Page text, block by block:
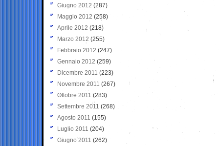
Giugno 2012 (287)
Maggio 2012 (258)
Aprile 2012 (218)
Marzo 2012 (255)
Febbraio 2012 (247)
Gennaio 2012 (259)
Dicembre 2011 (223)
Novembre 2011 (267)
Ottobre 2011 (283)
Settembre 2011 (268)
Agosto 2011 (155)
Luglio 2011 (204)
Giugno 2011 (262)